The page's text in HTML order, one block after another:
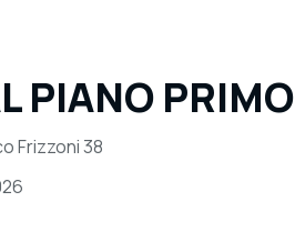
PIANO PRIMO
Frizzoni 38